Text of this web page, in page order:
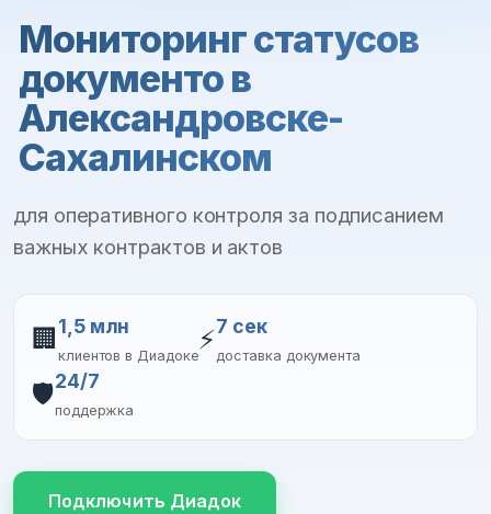
Мониторинг статусов
документо в
Александровске-
Сахалинском
для оперативного контроля за подписанием
важных контрактов и актов
🏢 1,5 млн
клиентов в Диадоке
⚡7 сек
доставка документа
🛡️24/7
поддержка
Подключить Диадок